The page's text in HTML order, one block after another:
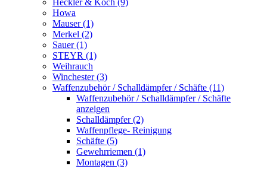
Howa
Mauser (1)
Merkel (2)
Sauer (1)
STEYR (1)
Weihrauch
Winchester (3)
Waffenzubehör / Schalldämpfer / Schäfte (11)
Waffenzubehör / Schalldämpfer / Schäfte
anzeigen
Schalldämpfer (2)
Waffenpflege- Reinigung
Schäfte (5)
Gewehrriemen (1)
Montagen (3)